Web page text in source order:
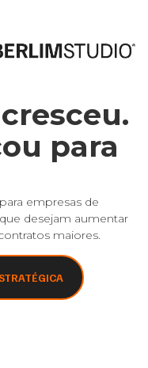
para
empresas de
desejam aumentar
maiores.